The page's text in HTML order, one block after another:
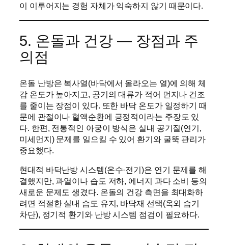
이 이루어지는 경험 자체가 익숙하지 않기 때문이다.
5. 온돌과 건강 — 장점과 주
의점
온돌 난방은 복사열(바닥에서 올라오는 열)에 의해 체
감 온도가 높아지고, 공기의 대류가 적어 먼지나 건조
를 줄이는 장점이 있다. 또한 바닥 온도가 일정하기 때
문에 관절이나 혈액순환에 긍정적이라는 주장도 있
다. 한편, 전통적인 아궁이 방식은 실내 공기질(연기,
미세먼지) 문제를 일으킬 수 있어 환기와 굴뚝 관리가
중요했다.
현대적 바닥난방 시스템(온수·전기)은 연기 문제를 해
결했지만, 과열이나 습도 저하, 에너지 과다 소비 등의
새로운 문제도 생겼다. 온돌의 건강 측면을 최대화하
려면 적절한 실내 습도 유지, 바닥재 선택(옥외 습기
차단), 정기적 환기와 난방 시스템 점검이 필요하다.